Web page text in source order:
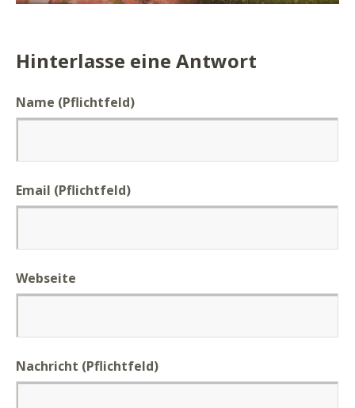
Hinterlasse eine Antwort
Name (Pflichtfeld)
Email (Pflichtfeld)
Webseite
Nachricht (Pflichtfeld)